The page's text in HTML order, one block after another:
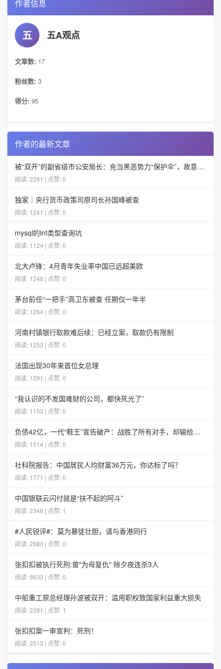
作者信息
五 五A观点
文章数: 17
粉丝数: 3
得分: 95
作者的最新文章
被“双开”的副省级市公安局长：充当黑恶势力“保护伞”，故意包庇有罪的人
阅读: 2281 | 点赞: 0
独家｜央行货币政策司原司长孙国峰被查
阅读: 1241 | 点赞: 0
mysql的int类型查询坑
阅读: 1124 | 点赞: 0
北大卢锋：4月青年失业率中国已远超美欧
阅读: 1248 | 点赞: 0
茅台前任“一把手”高卫东被查 任期仅一年半
阅读: 1264 | 点赞: 0
河南村镇银行取款难后续：已经立案，取款仍有限制
阅读: 1253 | 点赞: 0
法国出现30年来首位女总理
阅读: 1291 | 点赞: 0
“我认识的不发国难财的公司，都快死光了”
阅读: 1153 | 点赞: 0
负债42亿，一代“鞋王”宣告破产：战胜了所有对手，却输给了时代
阅读: 1514 | 点赞: 0
社科院报告：中国居民人均财富36万元，你达标了吗？
阅读: 1771 | 点赞: 0
中国银联云闪付就是“扶不起的阿斗”
阅读: 2346 | 点赞: 1
#人民锐评#：莫为暴徒壮胆，请与香港同行
阅读: 2880 | 点赞: 0
张扣扣被执行死刑:曾"为母复仇" 除夕夜连杀3人
阅读: 6633 | 点赞: 0
中船重工原总经理孙波被双开：滥用职权致国家利益重大损失
阅读: 2281 | 点赞: 1
张扣扣案一审宣判：死刑！
阅读: 2513 | 点赞: 0